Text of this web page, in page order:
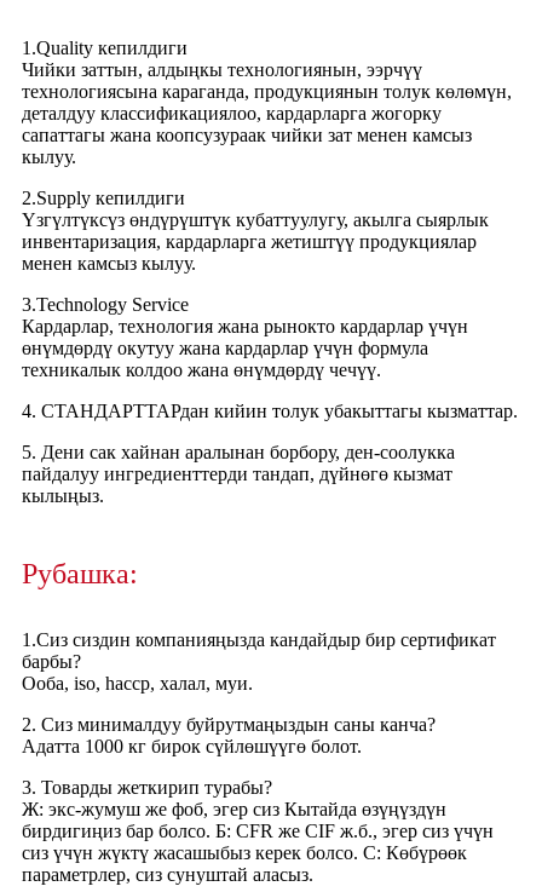
1.Quality кепилдиги
Чийки заттын, алдыңкы технологиянын, ээрчүү
технологиясына караганда, продукциянын толук көлөмүн,
деталдуу классификациялоо, кардарларга жогорку
сапаттагы жана коопсузураак чийки зат менен камсыз
кылуу.
2.Supply кепилдиги
Үзгүлтүксүз өндүрүштүк кубаттуулугу, акылга сыярлык
инвентаризация, кардарларга жетиштүү продукциялар
менен камсыз кылуу.
3.Technology Service
Кардарлар, технология жана рынокто кардарлар үчүн
өнүмдөрдү окутуу жана кардарлар үчүн формула
техникалык колдоо жана өнүмдөрдү чечүү.
4. СТАНДАРТТАРдан кийин толук убакыттагы кызматтар.
5. Дени сак хайнан аралынан борбору, ден-соолукка
пайдалуу ингредиенттерди тандап, дүйнөгө кызмат
кылыңыз.
Рубашка:
1.Сиз сиздин компанияңызда кандайдыр бир сертификат
барбы?
Ооба, iso, haccp, халал, муи.
2. Сиз минималдуу буйрутмаңыздын саны канча?
Адатта 1000 кг бирок сүйлөшүүгө болот.
3. Товарды жеткирип турабы?
Ж: экс-жумуш же фоб, эгер сиз Кытайда өзүңүздүн
бирдигиңиз бар болсо. Б: CFR же CIF ж.б., эгер сиз үчүн
сиз үчүн жүктү жасашыбыз керек болсо. C: Көбүрөөк
параметрлер, сиз сунуштай аласыз.